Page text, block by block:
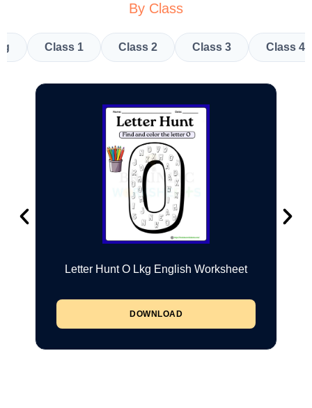
By Class
Class 1 Class 2 Class 3 Class 4
Letter Hunt O Lkg English Worksheet
DOWNLOAD